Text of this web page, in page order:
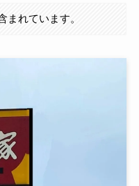
まれています。